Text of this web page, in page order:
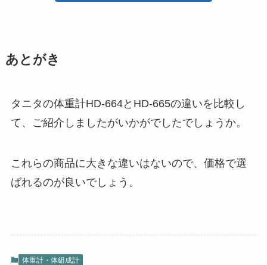
あとがき
タニタの体重計HD-664とHD-665の違いを比較し
て、ご紹介しましたがいかがでしたでしょうか。
これらの商品に大きな違いはないので、価格で選
ばれるのが良いでしょう。
体重計・体組成計